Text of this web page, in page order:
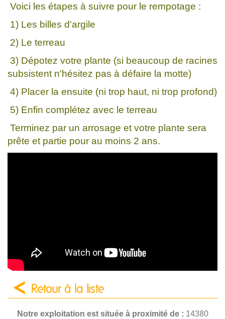
Voici les étapes à suivre pour le rempotage :
1) Les billes d'argile
2) Le terreau
3) Dépotez votre plante (si beaucoup de racines
subsistent n'hésitez pas à défaire la motte)
4) Placer la ensuite (ni trop haut, ni trop profond)
5) Enfin complétez avec le terreau
Terminez par un arrosage et votre plante sera
prête et partie pour au moins 2 ans.
Retour à la liste
Notre exploitation est située à proximité de : 14380